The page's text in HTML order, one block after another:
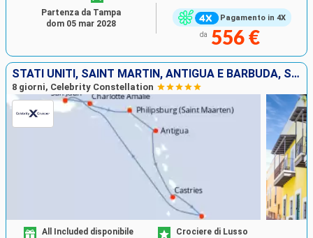
Pagamento in 4X
da 556 €
Partenza da Tampa
dom 05 mar 2028
STATI UNITI, SAINT MARTIN, ANTIGUA E BARBUDA, SANTA LUCIA, BARBADOS, PORTORICO
8 giorni, Celebrity Constellation
All Included disponibile
Crociere di Lusso